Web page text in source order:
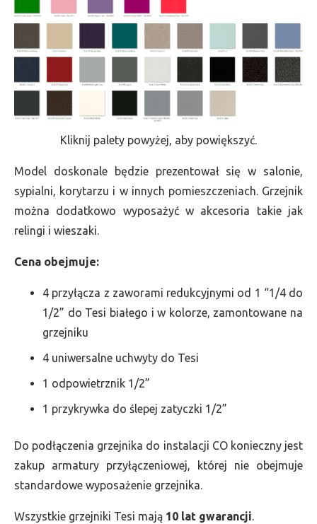
Kliknij palety powyżej, aby powiększyć.
Model doskonale będzie prezentował się w salonie,
sypialni, korytarzu i w innych pomieszczeniach. Grzejnik
można dodatkowo wyposażyć w akcesoria takie jak
relingi i wieszaki.
Cena obejmuje:
4 przyłącza z zaworami redukcyjnymi od 1 “1/4 do
1/2” do Tesi białego i w kolorze, zamontowane na
grzejniku
4 uniwersalne uchwyty do Tesi
1 odpowietrznik 1/2”
1 przykrywka do ślepej zatyczki 1/2”
Do podłączenia grzejnika do instalacji CO konieczny jest
zakup armatury przyłączeniowej, której nie obejmuje
standardowe wyposażenie grzejnika.
Wszystkie grzejniki Tesi mają 10 lat gwarancji.